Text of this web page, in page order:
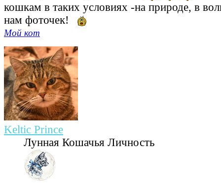
кошкам в таких условиях -на природе, в
нам фоточек!
Мой кот
Keltic Prince
Лунная Кошачья Личность